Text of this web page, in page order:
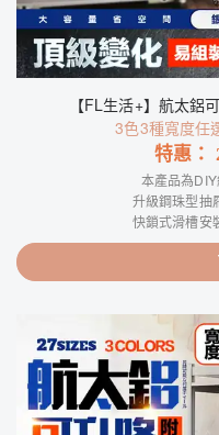
【FL生活+】航太鋁
3色3種寬度任
特惠：
本產品為
升級鋼珠型抽
快鎖式滑槽安